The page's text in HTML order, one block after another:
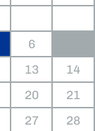
6
13 14
20 21
27 28